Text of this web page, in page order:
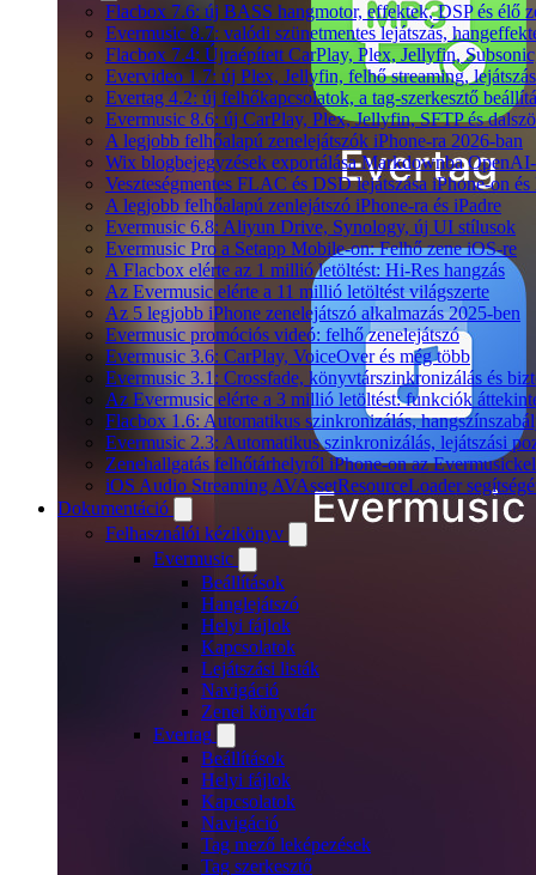
Flacbox 7.6: új BASS hangmotor, effektek, DSP és élő
Evermusic 8.7: valódi szünetmentes lejátszás,
Flacbox 7.4: Újraépített CarPlay, Plex, Jellyfin,
Evervideo 1.7: új Plex, Jellyfin, felhő streaming,
Evertag 4.2: új felhőkapcsolatok, a tag-szerkesztő
Evermusic 8.6: új CarPlay, Plex, Jellyfin, SFTP és
A legjobb felhőalapú zenelejátszók iPhone-ra 2026-ban
Wix blogbejegyzések exportálása Markdownba
Veszteségmentes FLAC és DSD lejátszása iPhone-on
A legjobb felhőalapú zenlejátszó iPhone-ra és iPadre
Evermusic 6.8: Aliyun Drive, Synology, új UI stílusok
Evermusic Pro a Setapp Mobile-on: Felhő zene iOS-re
A Flacbox elérte az 1 millió letöltést: Hi-Res hangzás
Az Evermusic elérte a 11 millió letöltést világszerte
Az 5 legjobb iPhone zenelejátszó alkalmazás 2025-ben
Evermusic promóciós videó: felhő zenelejátszó
Evermusic 3.6: CarPlay, VoiceOver és még több
Evermusic 3.1: Crossfade, könyvtárszinkronizálás és
Az Evermusic elérte a 3 millió letöltést: funkciók
Flacbox 1.6: Automatikus szinkronizálás,
Evermusic 2.3: Automatikus szinkronizálás, lejátszási
Zenehallgatás felhőtárhelyről iPhone-on az Evermusickel
iOS Audio Streaming AVAssetResourceLoader
Dokumentáció
Felhasználói kézikönyv
Evermusic
Beállítások
Hanglejátszó
Helyi fájlok
Kapcsolatok
Lejátszási listák
Navigáció
Zenei könyvtár
Evertag
Beállítások
Helyi fájlok
Kapcsolatok
Navigáció
Tag mező leképezések
Tag szerkesztő